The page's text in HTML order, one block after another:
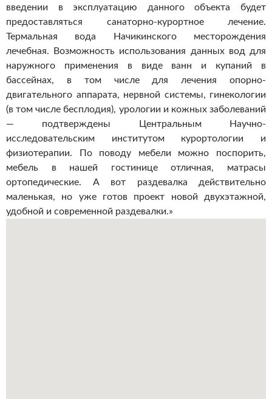
введении в эксплуатацию данного объекта будет
предоставляться санаторно-курортное лечение.
Термальная вода Начикинского месторождения
лечебная. Возможность использования данных вод для
наружного применения в виде ванн и купаний в
бассейнах, в том числе для лечения опорно-
двигательного аппарата, нервной системы, гинекологии
(в том числе бесплодия), урологии и кожных заболеваний
— подтверждены Центральным Научно-
исследовательским институтом курортологии и
физиотерапии. По поводу мебели можно поспорить,
мебель в нашей гостинице отличная, матрасы
ортопедические. А вот раздевалка действительно
маленькая, но уже готов проект новой двухэтажной,
удобной и современной раздевалки.»